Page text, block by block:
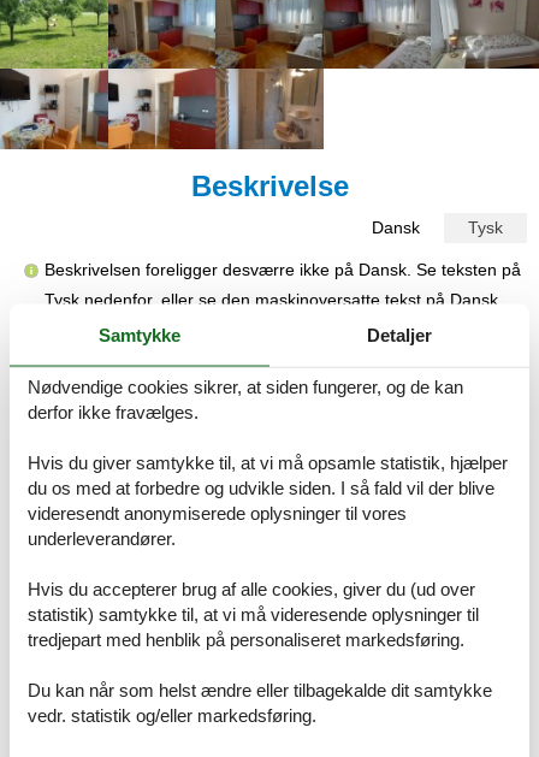
Beskrivelse
Dansk Tysk
Beskrivelsen foreligger desværre ikke på Dansk. Se teksten på
Tysk nedenfor, eller se den maskinoversatte tekst på Dansk
Bauernhof Sesterhenn, Appartement Dorfblick
Unser Betrieb liegt in dem kleinen Ort Junkersholz, oberhalb der
Stadt Leichlingen. Er ist umgeben von Wiesen, Feldern und
dritten Generation geführt. Wir haben Rinder und neben dem
Futter für unsere Tiere bauen wir auch mehrere Sorten Kartoffeln
an, die wir in unserem Hofladen verkaufen. Auf
unseren Blumenfeldern blühen von Frühjahr bis Herbst viele
verschiedene Blumen und laden zum Selberschneiden ein. Unsere
ideal als Ausgangspunkt für Ausflüge in die Umgebung oder als
Unterkunft bei Familienfeiern und Verwandtenbesuchen.
breiten Bett, Kleiderschrank, Tisch und Stühle sowie einem SAT-
Fernseher und verfügt über ein sehr schönes Duschbad. Ihnen
steht eine Küchenzeile mit 2-Platten Ceranfeld, Kühlschrank,
Samtykke Detaljer
Nødvendige cookies sikrer, at siden fungerer, og de kan
derfor ikke fravælges.
Hvis du giver samtykke til, at vi må opsamle statistik, hjælper
du os med at forbedre og udvikle siden. I så fald vil der blive
videresendt anonymiserede oplysninger til vores
underleverandører.
Hvis du accepterer brug af alle cookies, giver du (ud over
statistik) samtykke til, at vi må videresende oplysninger til
tredjepart med henblik på personaliseret markedsføring.
Du kan når som helst ændre eller tilbagekalde dit samtykke
vedr. statistik og/eller markedsføring.